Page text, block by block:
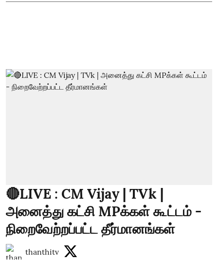
🔴LIVE : CM Vijay | TVk |
அனைத்து கட்சி MPக்கள் கூட்டம் -
நிறைவேற்றப்பட்ட தீர்மானங்கள்
thanthitv